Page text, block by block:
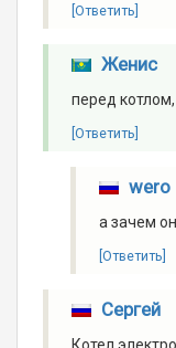
[Ответить]
Женис
перед
[Ответить]
wero
а зачем
[Ответить]
Сергей
Котел